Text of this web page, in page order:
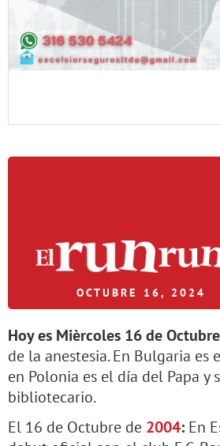
OCTUBRE 16, 2024
Hoy es Mièrcoles 16 de Octubre
de la anestesia. En Bulgaria es
en Polonia es el día del Papa y
bibliotecario.
El 16 de Octubre de 2004: En